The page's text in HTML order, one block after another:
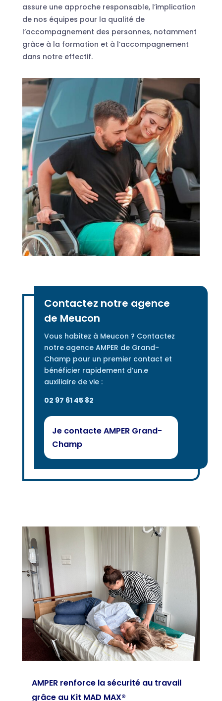
assure une approche responsable, l’implication
de nos équipes pour la qualité de
l’accompagnement des personnes, notamment
grâce à la formation et à l’accompagnement
dans notre effectif.
Contactez notre agence
de Meucon
Vous habitez à Meucon ? Contactez
notre agence AMPER de Grand-
Champ pour un premier contact et
bénéficier rapidement d’un.e
auxiliaire de vie :
02 97 61 45 82
Je contacte AMPER Grand-
Champ
AMPER renforce la sécurité au travail
grâce au Kit MAD MAX®